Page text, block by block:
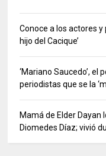
Conoce a los actores y
hijo del Cacique’
‘Mariano Saucedo’, el
periodistas que se la
Mamá de Elder Dayan
Diomedes Díaz; vivió